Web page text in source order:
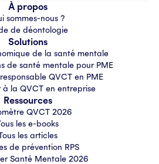
À propos
sommes-nous ?
de déontologie
Solutions
de la santé mentale
de santé mentale pour PME
QVCT en PME
à la QVCT en entreprise
Ressources
QVCT 2026
les e-books
les articles
de prévention RPS
Santé Mentale 2026